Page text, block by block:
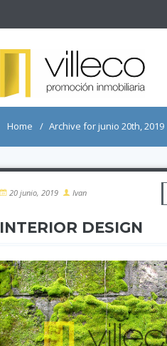
Home Archive for junio 20th, 2019
20 junio, 2019 Ivan
INTERIOR DESIGN